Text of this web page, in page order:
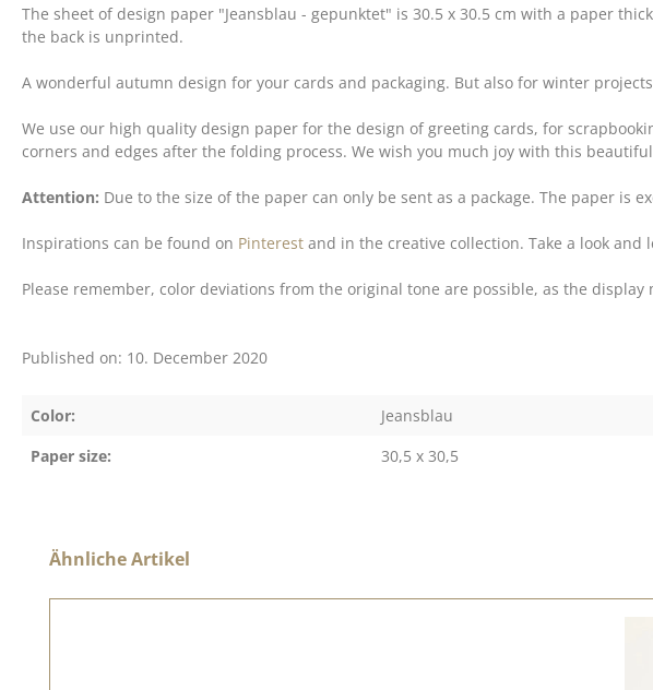
The sheet of design paper "Jeansblau - gepunktet" is 30.5 x 30.5 cm with a paper
the back is unprinted.
A wonderful autumn design for your cards and packaging. But also for winter
We use our high quality design paper for the design of greeting cards, for
corners and edges after the folding process. We wish you much joy with this
Attention: Due to the size of the paper can only be sent as a package. The paper is
Inspirations can be found on Pinterest and in the creative collection. Take a look and
Please remember, color deviations from the original tone are possible, as the
Published on: 10. December 2020
Color:
Jeansblau
Paper size:
30,5 x 30,5
Skip product gallery
Ähnliche Artikel